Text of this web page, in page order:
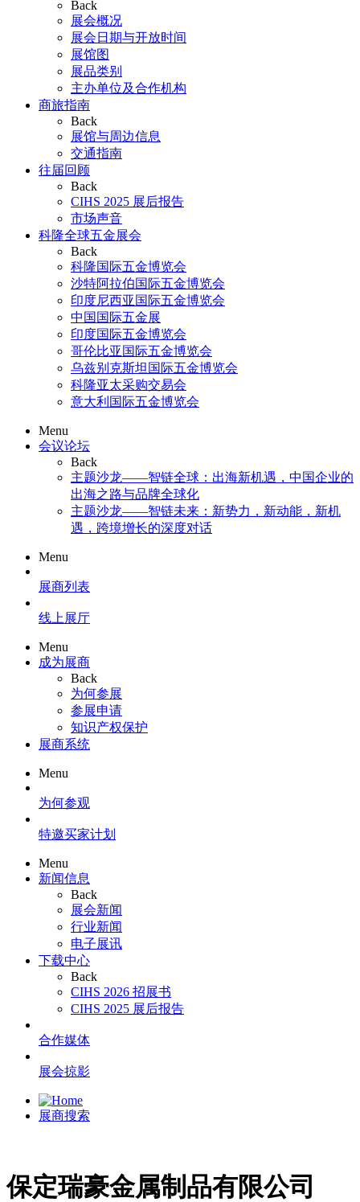
Back
展会概况
展会日期与开放时间
展馆图
展品类别
主办单位及合作机构
商旅指南
Back
展馆与周边信息
交通指南
往届回顾
Back
CIHS 2025 展后报告
市场声音
科隆全球五金展会
Back
科隆国际五金博览会
沙特阿拉伯国际五金博览会
印度尼西亚国际五金博览会
中国国际五金展
印度国际五金博览会
哥伦比亚国际五金博览会
乌兹别克斯坦国际五金博览会
科隆亚太采购交易会
意大利国际五金博览会
Menu
会议论坛
Back
主题沙龙——智链全球：出海新机遇，中国企业的
出海之路与品牌全球化
主题沙龙——智链未来：新势力，新动能，新机
遇，跨境增长的深度对话
Menu
展商列表
线上展厅
Menu
成为展商
Back
为何参展
参展申请
知识产权保护
展商系统
Menu
为何参观
特邀买家计划
Menu
新闻信息
Back
展会新闻
行业新闻
电子展讯
下载中心
Back
CIHS 2026 招展书
CIHS 2025 展后报告
合作媒体
展会掠影
展商搜索
保定瑞豪金属制品有限公司